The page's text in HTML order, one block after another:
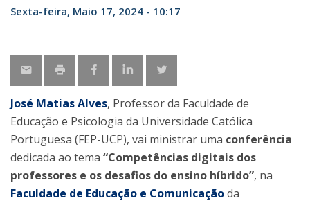
Sexta-feira, Maio 17, 2024 - 10:17
José Matias Alves, Professor da Faculdade de
Educação e Psicologia da Universidade Católica
Portuguesa (FEP-UCP), vai ministrar uma conferência
dedicada ao tema “Competências digitais dos
professores e os desafios do ensino híbrido”, na
Faculdade de Educação e Comunicaçãoda